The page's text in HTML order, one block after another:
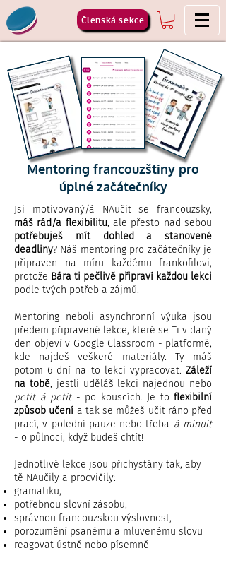
Členská sekce
Mentoring francouzštiny pro
úplné začátečníky
Jsi motivovaný/á NAučit se francouzsky,
máš rád/a flexibilitu, ale přesto nad sebou
potřebuješ mít dohled a stanovené
deadliny? Náš mentoring pro začátečníky je
připraven na míru každému frankofilovi,
protože Bára ti pečlivě připraví každou lekci
podle tvých potřeb a zájmů.
Mentoring neboli asynchronní výuka jsou
předem připravené lekce, které se Ti v daný
den objeví v Google Classroom - platformě,
kde najdeš veškeré materiály. Ty máš
potom 6 dní na to lekci vypracovat. Záleží
na tobě, jestli uděláš lekci najednou nebo
petit à petit- po kouscích. Je to flexibilní
způsob učení a tak se můžeš učit ráno před
prací, v polední pauze nebo třeba à minuit
- o půlnoci, když budeš chtít!
Jednotlivé lekce jsou přichystány tak, aby
tě NAučily a procvičily:
gramatiku,
potřebnou slovní zásobu,
správnou francouzskou výslovnost,
porozumění psanému a mluvenému slovu
reagovat ústně nebo písemně